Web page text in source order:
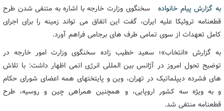
به گزارش پیام خانوادهسخنگوی وزارت خارجه با اشاره به متنفی شدن طرح
قطعنامه تروئیکا علیه ایران، گفت این اتفاق می تواند زمینه را برای اجرای
کامل تعهدات از سوی تمامی طرف های برجامی فراهم آورد.
به گزارش «انتخاب»؛ سعید خطیب زاده سخنگوی وزارت امور خارجه در
توضیح تحول امروز در آژانس بین المللی انرژی اتمی اظهار داشت: با تلاش
های فشرده دیپلماتیک در تهران، وین و پایتختهای همه اعضای شورای حکام
و به ویژه سه کشور اروپایی، و همچنین همراهی چین و روسیه، طرح
قطعنامه منتفی شد.